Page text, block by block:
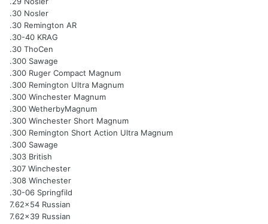
.30 Nosler
.30 Remington AR
.30-40 KRAG
.30 ThoCen
.300 Sawage
.300 Ruger Compact Magnum
.300 Remington Ultra Magnum
.300 Winchester Magnum
.300 WetherbyMagnum
.300 Winchester Short Magnum
.300 Remington Short Action Ultra Magnum
.300 Sawage
.303 British
.307 Winchester
.308 Winchester
.30-06 Springfild
7.62x54 Russian
7.62x39 Russian